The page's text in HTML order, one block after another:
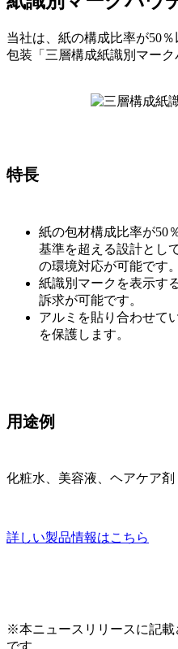
当社は、紙の構成比率が50
包装「三層構成紙識別マーク
特長
紙の包材構成比率が50
基準を超える設計とし
の環境対応が可能です。
紙識別マークを表示す
訴求が可能です。
アルミを貼り合わせて
を保護します。
用途例
化粧水、美容液、ヘアケア剤
詳しい製品情報はこちら
※本ニュースリリースに記